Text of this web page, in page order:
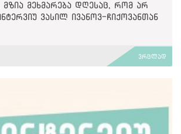
მზია მეხმარება დღესაც, რომ არ
ვასილ ივანოვ-ჩიქოვანთან
ვრცლად